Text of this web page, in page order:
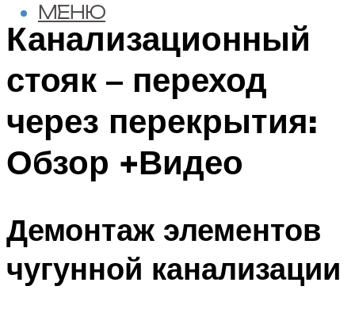
МЕНЮ
Канализационный
стояк – переход
через перекрытия:
Обзор +Видео
Демонтаж элементов
чугунной канализации